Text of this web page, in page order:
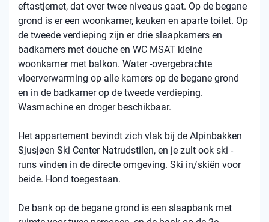
eftastjernet, dat over twee niveaus gaat. Op de begane
grond is er een woonkamer, keuken en aparte toilet. Op
de tweede verdieping zijn er drie slaapkamers en
badkamers met douche en WC MSAT kleine
woonkamer met balkon. Water -overgebrachte
vloerverwarming op alle kamers op de begane grond
en in de badkamer op de tweede verdieping.
Wasmachine en droger beschikbaar.
Het appartement bevindt zich vlak bij de Alpinbakken
Sjusjøen Ski Center Natrudstilen, en je zult ook ski -
runs vinden in de directe omgeving. Ski in/skiën voor
beide. Hond toegestaan.
De bank op de begane grond is een slaapbank met